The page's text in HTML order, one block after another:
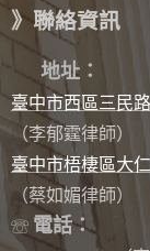
》聯絡資訊
地址：
臺中市西區三民
（李郁霆律師）
臺中市梧棲區大
（蔡如媚律師）
☏ 電話：